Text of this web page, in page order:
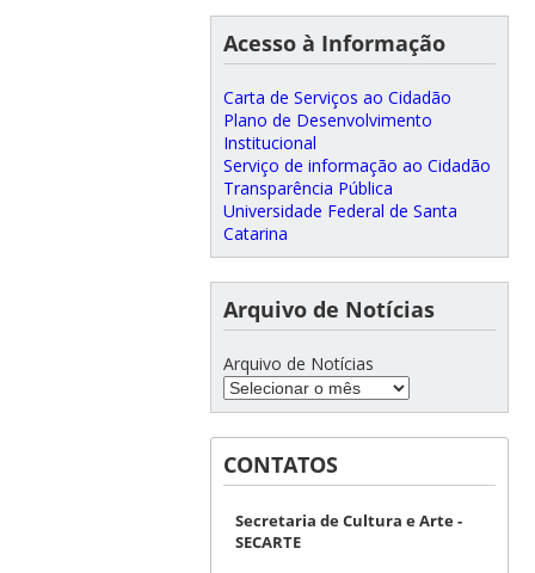
Acesso à Informação
Carta de Serviços ao Cidadão
Plano de Desenvolvimento
Institucional
Serviço de informação ao Cidadão
Transparência Pública
Universidade Federal de Santa
Catarina
Arquivo de Notícias
Arquivo de Notícias
CONTATOS
Secretaria de Cultura e Arte -
SECARTE